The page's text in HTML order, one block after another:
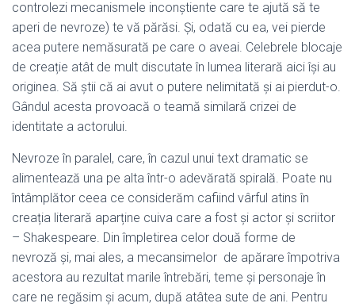
controlezi mecanismele inconștiente care te ajută să te
aperi de nevroze) te vă părăsi. Și, odată cu ea, vei pierde
acea putere nemăsurată pe care o aveai. Celebrele blocaje
de creație atât de mult discutate în lumea literară aici își au
originea. Să știi că ai avut o putere nelimitată și ai pierdut-o.
Gândul acesta provoacă o teamă similară crizei de
identitate a actorului.
Nevroze în paralel, care, în cazul unui text dramatic se
alimentează una pe alta într-o adevărată spirală. Poate nu
întâmplător ceea ce considerăm cafiind vârful atins în
creația literară aparține cuiva care a fost și actor și scriitor
– Shakespeare. Din împletirea celor două forme de
nevroză și, mai ales, a mecansimelor de apărare împotriva
acestora au rezultat marile întrebări, teme și personaje în
care ne regăsim și acum, după atâtea sute de ani. Pentru